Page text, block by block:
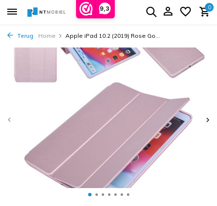
9,3 0
Terug Home Apple iPad 10.2 (2019) Rose Go...